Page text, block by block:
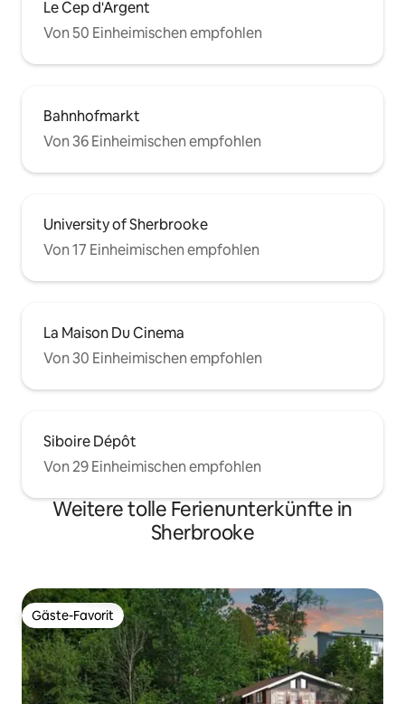
Le Cep d'Argent
Von 50 Einheimischen empfohlen
Bahnhofmarkt
Von 36 Einheimischen empfohlen
University of Sherbrooke
Von 17 Einheimischen empfohlen
La Maison Du Cinema
Von 30 Einheimischen empfohlen
Siboire Dépôt
Von 29 Einheimischen empfohlen
Weitere tolle Ferienunterkünfte in
Sherbrooke
Gäste-Favorit
Gäste-Favorit